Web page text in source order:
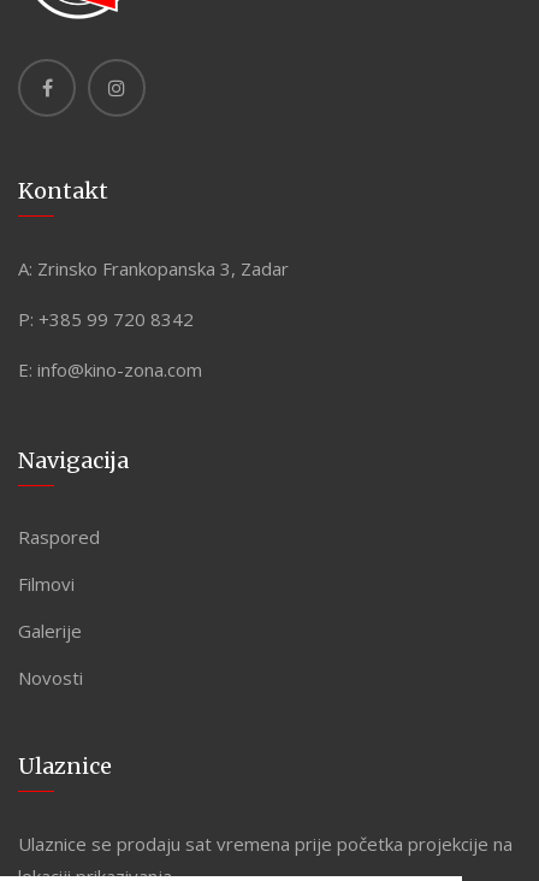
Kontakt
A: Zrinsko Frankopanska 3, Zadar
P: +385 99 720 8342
E: info@kino-zona.com
Navigacija
Raspored
Filmovi
Galerije
Novosti
Ulaznice
Ulaznice se prodaju sat vremena prije početka projekcije na
lokaciji prikazivanja.